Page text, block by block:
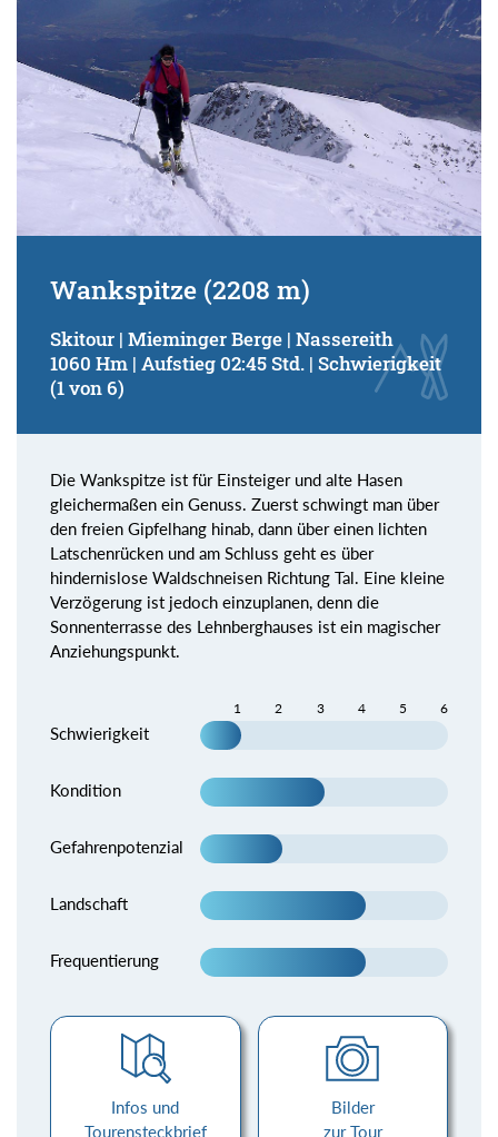
Wankspitze (2208 m)
Skitour | Mieminger Berge | Nassereith
1060 Hm | Aufstieg 02:45 Std. | Schwierigkeit
(1 von 6)
Die Wankspitze ist für Einsteiger und alte Hasen
gleichermaßen ein Genuss. Zuerst schwingt man über
den freien Gipfelhang hinab, dann über einen lichten
Latschenrücken und am Schluss geht es über
hindernislose Waldschneisen Richtung Tal. Eine kleine
Verzögerung ist jedoch einzuplanen, denn die
Sonnenterrasse des Lehnberghauses ist ein magischer
Anziehungspunkt.
1 2 3 4 5 6
Schwierigkeit
Kondition
Gefahrenpotenzial
Landschaft
Frequentierung
Infos und
Tourensteckbrief
Bilder
zur Tour